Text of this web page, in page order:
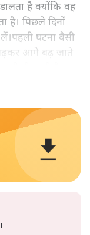
है क्योंकि वह
है। पिछले दिनों
घटना वैसी
आगे बढ़ जाते
ही रहती है।